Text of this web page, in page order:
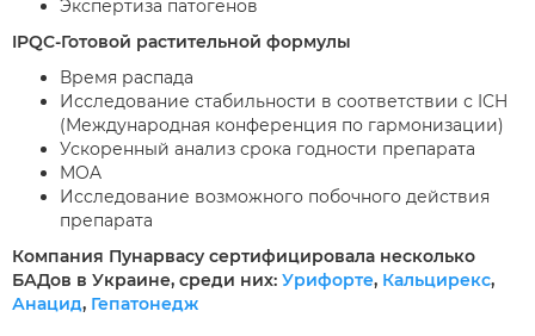
Экспертиза патогенов
IPQC-Готовой растительной формулы
Время распада
Исследование стабильности в соответствии с ICH
(Международная конференция по гармонизации)
Ускоренный анализ срока годности препарата
MOA
Исследование возможного побочного действия
препарата
Компания Пунарвасу сертифицировала несколько
БАДов в Украине, среди них: Урифорте, Кальцирекс,
Анацид, Гепатонедж